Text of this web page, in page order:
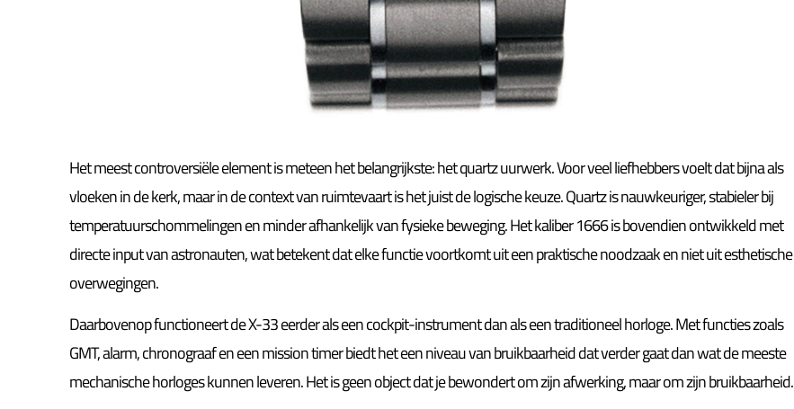
Het meest controversiële element is meteen het belangrijkste: het quartz uurwerk. Voor veel liefhebbers voelt dat bijna als
vloeken in de kerk, maar in de context van ruimtevaart is het juist de logische keuze. Quartz is nauwkeuriger, stabieler bij
temperatuurschommelingen en minder afhankelijk van fysieke beweging. Het kaliber 1666 is bovendien ontwikkeld met
directe input van astronauten, wat betekent dat elke functie voortkomt uit een praktische noodzaak en niet uit esthetische
overwegingen.
Daarbovenop functioneert de X-33 eerder als een cockpit-instrument dan als een traditioneel horloge. Met functies zoals
GMT, alarm, chronograaf en een mission timer biedt het een niveau van bruikbaarheid dat verder gaat dan wat de meeste
mechanische horloges kunnen leveren. Het is geen object dat je bewondert om zijn afwerking, maar om zijn bruikbaarheid.